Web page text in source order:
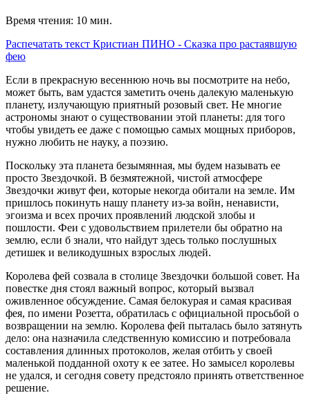
Время чтения: 10 мин.
Распечатать текст Кристиан ПИНО - Сказка про растаявшую
фею
Если в прекрасную весеннюю ночь вы посмотрите на небо,
может быть, вам удастся заметить очень далекую маленькую
планету, излучающую приятный розовый свет. Не многие
астрономы знают о существовании этой планеты: для того
чтобы увидеть ее даже с помощью самых мощных приборов,
нужно любить не науку, а поэзию.
Поскольку эта планета безымянная, мы будем называть ее
просто Звездочкой. В безмятежной, чистой атмосфере
Звездочки живут феи, которые некогда обитали на земле. Им
пришлось покинуть нашу планету из-за войн, ненависти,
эгоизма и всех прочих проявлений людской злобы и
пошлости. Феи с удовольствием прилетели бы обратно на
землю, если б знали, что найдут здесь только послушных
детишек и великодушных взрослых людей.
Королева фей созвала в столице Звездочки большой совет. На
повестке дня стоял важный вопрос, который вызвал
оживленное обсуждение. Самая белокурая и самая красивая
фея, по имени Розетта, обратилась с официальной просьбой о
возвращении на землю. Королева фей пыталась было затянуть
дело: она назначила следственную комиссию и потребовала
составления длинных протоколов, желая отбить у своей
маленькой подданной охоту к ее затее. Но замысел королевы
не удался, и сегодня совету предстояло принять ответственное
решение.